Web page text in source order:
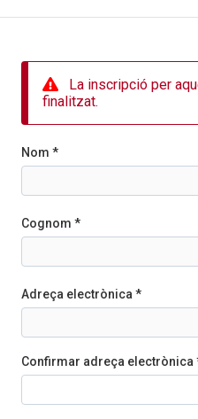
La inscripció per
finalitzat.
Nom *
Cognom *
Adreça electrònica *
Confirmar adreça electrònica